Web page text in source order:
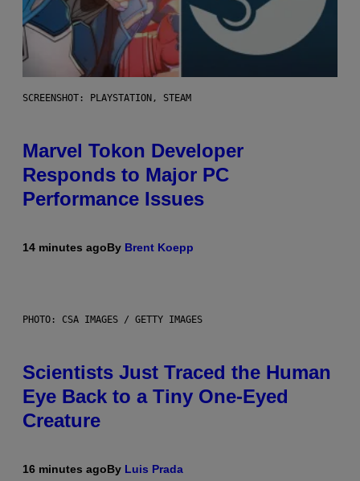
SCREENSHOT: PLAYSTATION, STEAM
Marvel Tokon Developer
Responds to Major PC
Performance Issues
14 minutes agoBy Brent Koepp
PHOTO: CSA IMAGES / GETTY IMAGES
Scientists Just Traced the Human
Eye Back to a Tiny One-Eyed
Creature
16 minutes agoBy Luis Prada